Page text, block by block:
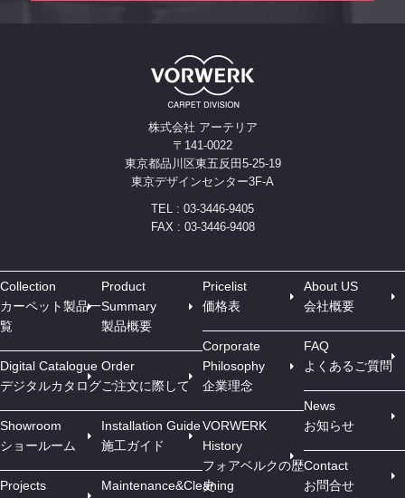
株式会社 アーテリア
〒141-0022
東京都品川区東五反田5-25-19
東京デザインセンター3F-A
TEL : 03-3446-9405
FAX : 03-3446-9408
Collection
カーペット製品一
覧
Digital Catalogue
デジタルカタログ
Showroom
ショールーム
Projects
Product
Summary
製品概要
Order
ご注文に際して
Installation Guide
施工ガイド
Maintenance&Cleaning
Pricelist
価格表
Corporate
Philosophy
企業理念
VORWERK
History
フォアベルクの歴
史
About US
会社概要
FAQ
よくあるご質問
News
お知らせ
Contact
お問合せ